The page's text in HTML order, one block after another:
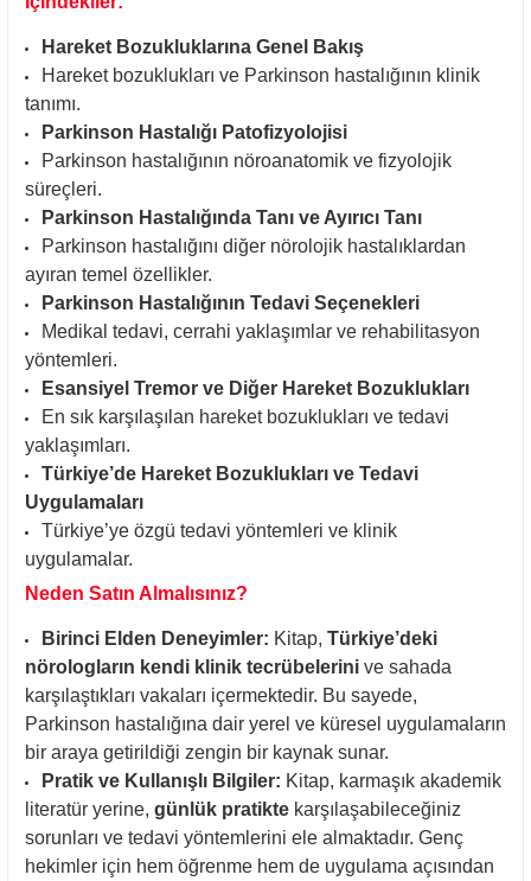
Hareket Bozukluklarına Genel Bakış
Hareket bozuklukları ve Parkinson hastalığının klinik
tanımı.
Parkinson Hastalığı Patofizyolojisi
Parkinson hastalığının nöroanatomik ve fizyolojik
süreçleri.
Parkinson Hastalığında Tanı ve Ayırıcı Tanı
Parkinson hastalığını diğer nörolojik hastalıklardan
ayıran temel özellikler.
Parkinson Hastalığının Tedavi Seçenekleri
Medikal tedavi, cerrahi yaklaşımlar ve rehabilitasyon
yöntemleri.
Esansiyel Tremor ve Diğer Hareket Bozuklukları
En sık karşılaşılan hareket bozuklukları ve tedavi
yaklaşımları.
Türkiye’de Hareket Bozuklukları ve Tedavi
Uygulamaları
Türkiye’ye özgü tedavi yöntemleri ve klinik
uygulamalar.
Neden Satın Almalısınız?
Birinci Elden Deneyimler: Kitap,Türkiye’deki
nörologların kendi klinik tecrübelerini ve sahada
karşılaştıkları vakaları içermektedir. Bu sayede,
Parkinson hastalığına dair yerel ve küresel uygulamaların
bir araya getirildiği zengin bir kaynak sunar.
Pratik ve Kullanışlı Bilgiler: Kitap, karmaşık akademik
literatür yerine, günlük pratikte karşılaşabileceğiniz
sorunları ve tedavi yöntemlerini ele almaktadır. Genç
hekimler için hem öğrenme hem de uygulama açısından